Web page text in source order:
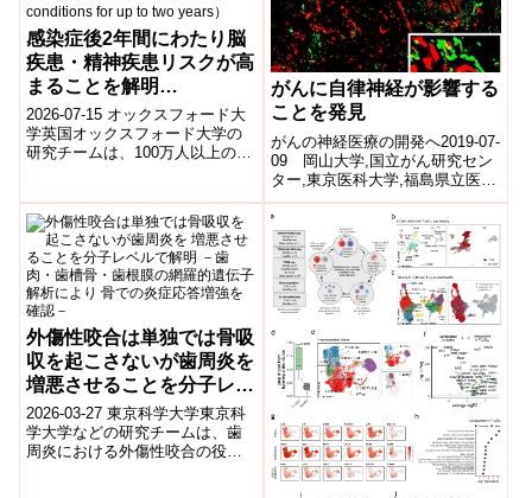
感染症後2年間にわたり脳
疾患・精神疾患リスクが高
まることを解明
（Infections linked to
higher risk of brain and
mental health conditions
2026-07-15 オックスフォード大
学英国オックスフォード大学の
研究チームは、100万人以上の患
脳...
がんに自律神経が影響する
ことを発見
がんの神経医療の開発へ2019-07-
09 岡山大学,国立がん研究セン
ター,東京医科大学,福島県立医科
大学,日本医療研究開発機構本論
文では、がん組織内に自律神
経...
外傷性咬合は単独では骨吸
収を起こさないが歯周炎を
増悪させることを分子レベ
ルで解明 －歯肉・歯槽
骨・歯根膜の網羅的遺伝子
解析により 骨での炎症応
2026-03-27 東京科学大学東京科
学大学などの研究チームは、歯
周炎における外傷性咬合の役割